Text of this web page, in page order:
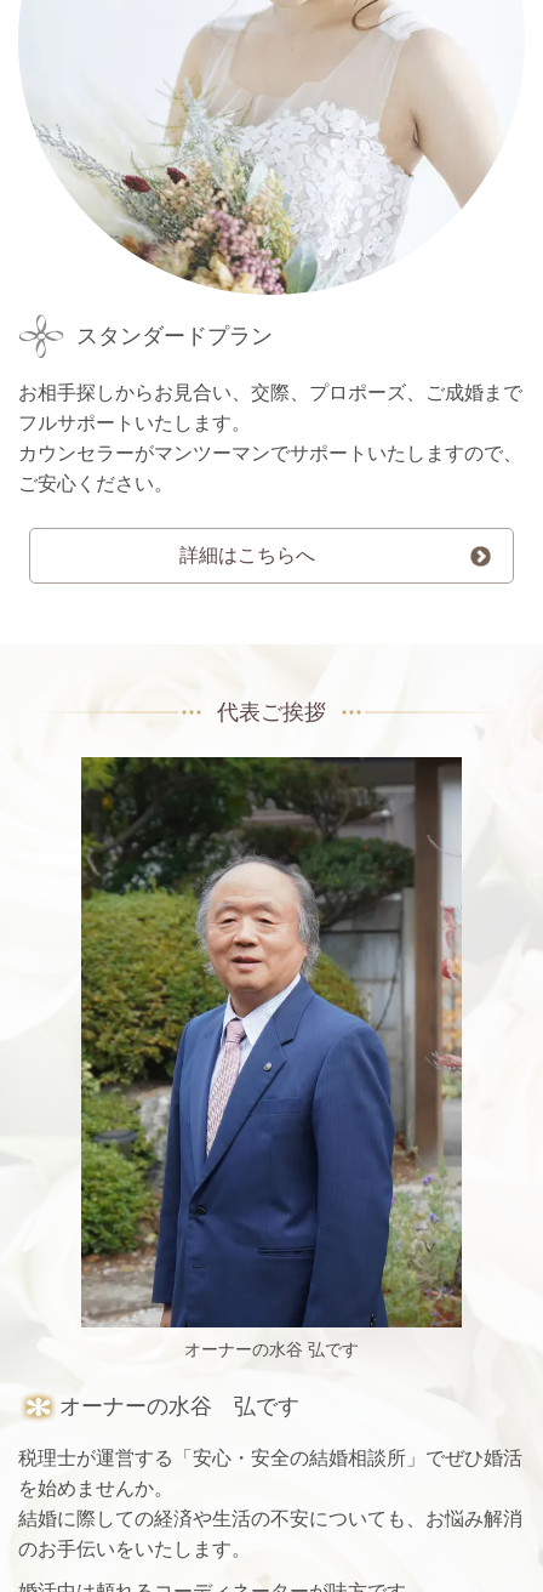
スタンダードプラン
お相手探しからお見合い、交際、プロポーズ、ご成婚まで
フルサポートいたします。
カウンセラーがマンツーマンでサポートいたしますので、
ご安心ください。
詳細はこちらへ
代表ご挨拶
オーナーの水谷 弘です
オーナーの水谷 弘です
税理士が運営する「安心・安全の結婚相談所」でぜひ婚活
を始めませんか。
結婚に際しての経済や生活の不安についても、お悩み解消
のお手伝いをいたします。